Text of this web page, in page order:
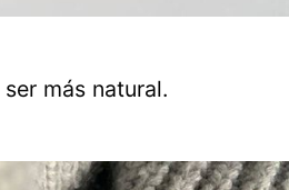
más natural.